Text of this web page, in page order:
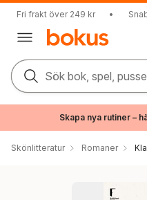
Fri frakt över 249 kr •
Sök bok, spel,
Skapa nya rutiner –
Skönlitteratur Romaner